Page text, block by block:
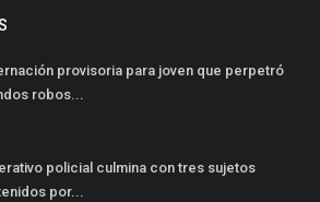
provisoria para joven que perpetró
robos...
policial culmina con tres sujetos
por...